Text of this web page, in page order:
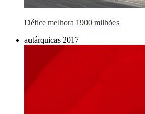
Défice melhora 1900 milhões
autárquicas 2017